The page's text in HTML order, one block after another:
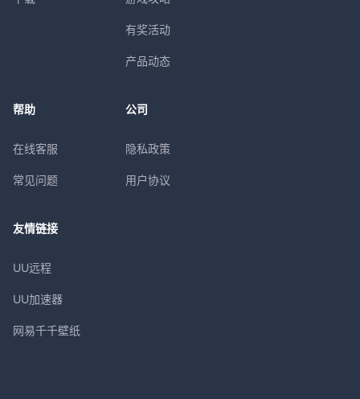
有奖活动
产品动态
帮助
在线客服
常见问题
公司
隐私政策
用户协议
友情链接
UU远程
UU加速器
网易千千壁纸